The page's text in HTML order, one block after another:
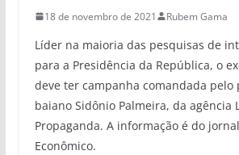
18 de novembro de 2021 Rubem Gama
Líder na maioria das pesquisas de
para a Presidência da República, o
deve ter campanha comandada
baiano Sidônio Palmeira, da agência
Propaganda. A informação é do
Econômico.